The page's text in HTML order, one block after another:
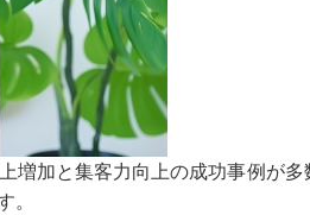
加と集客力向上の成功事例が
。